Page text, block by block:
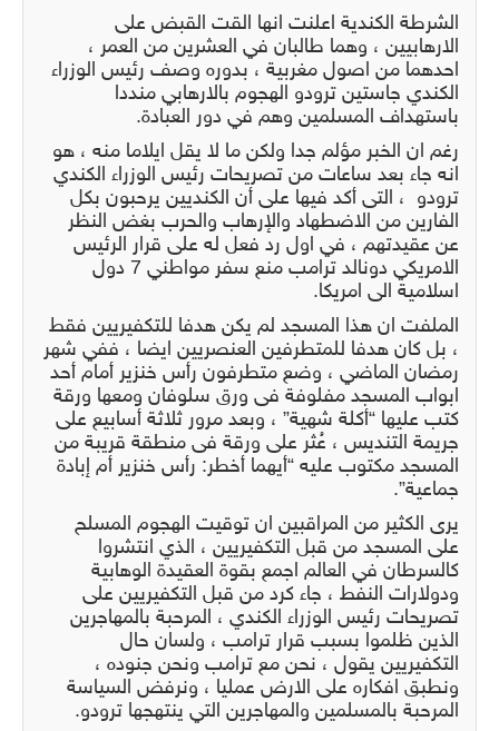
الشرطة الكندية اعلنت انها القت القبض على
الارهابيين ، وهما طالبان في العشرين من العمر ،
احدهما من اصول مغربية ، بدوره وصف رئيس الوزراء
الكندي جاستين ترودو الهجوم بالارهابي منددا
باستهداف المسلمين وهم في دور العبادة.
رغم ان الخبر مؤلم جدا ولكن ما لا يقل ايلاما منه ، هو
انه جاء بعد ساعات من تصريحات رئيس الوزراء الكندي
ترودو ، التى أكد فيها على أن الكنديين يرحبون بكل
الفارين من الاضطهاد والإرهاب والحرب بغض النظر
عن عقيدتهم ، في اول رد فعل له على قرار الرئيس
الامريكي دونالد ترامب منع سفر مواطني 7 دول
اسلامية الى امريكا.
الملفت ان هذا المسجد لم يكن هدفا للتكفيريين فقط
، بل كان هدفا للمتطرفين العنصريين ايضا ، ففي شهر
رمضان الماضي ، وضع متطرفون رأس خنزير أمام أحد
ابواب المسجد مفلوفة فى ورق سلوفان ومعها ورقة
كتب عليها “أكلة شهية” ، وبعد مرور ثلاثة أسابيع على
جريمة التنديس ، عُثر على ورقة فى منطقة قريبة من
المسجد مكتوب عليه “أيهما أخطر: رأس خنزير أم إبادة
جماعية”.
يرى الكثير من المراقبين ان توقيت الهجوم المسلح
على المسجد من قبل التكفيريين ، الذي انتشروا
كالسرطان في العالم اجمع بقوة العقيدة الوهابية
ودولارات النفط ، جاء كرد من قبل التكفيريين على
تصريحات رئيس الوزراء الكندي ، المرحبة بالمهاجرين
الذين ظلموا بسبب قرار ترامب ، ولسان حال
التكفيريين يقول ، نحن مع ترامب ونحن جنوده ،
ونطبق افكاره على الارض عمليا ، ونرفض السياسة
المرحبة بالمسلمين والمهاجرين التي ينتهجها ترودو.